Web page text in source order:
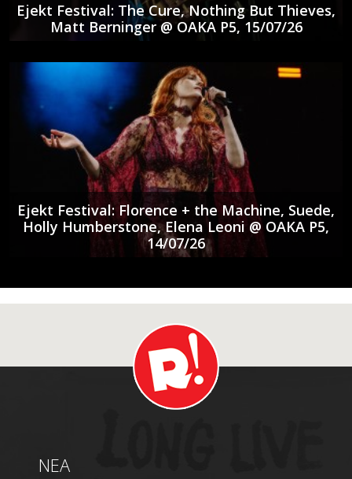
Ejekt Festival: The Cure, Nothing But Thieves,
Matt Berninger @ ΟΑΚΑ P5, 15/07/26
Ejekt Festival: Florence + the Machine, Suede,
Holly Humberstone, Elena Leoni @ ΟΑΚΑ P5,
14/07/26
NEA